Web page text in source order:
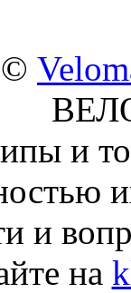
©
и
и
на